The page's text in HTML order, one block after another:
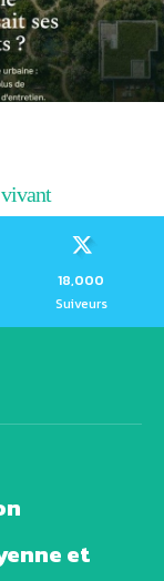
18,000
Suiveurs
et